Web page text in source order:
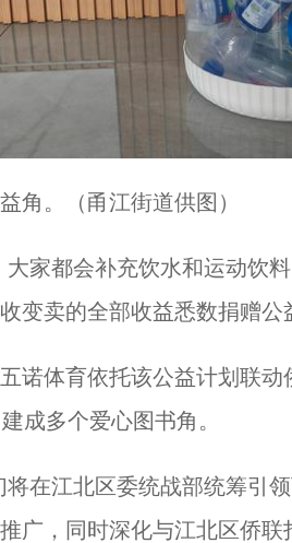
角。（甬江街道供图）
家都会补充饮水和运动饮料
变卖的全部收益悉数捐赠公
体育依托该公益计划联动
成多个爱心图书角。
在江北区委统战部统筹引领
广，同时深化与江北区侨联